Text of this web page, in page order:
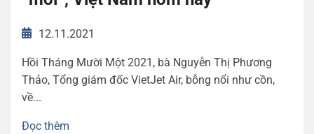
12.11.2021
Hồi Tháng Mười Một 2021, bà Nguyễn Thị Phương
Thảo, Tổng giám đốc VietJet Air, bỗng nổi như cồn,
về...
Đọc thêm